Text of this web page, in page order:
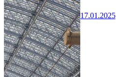
17.01.2025